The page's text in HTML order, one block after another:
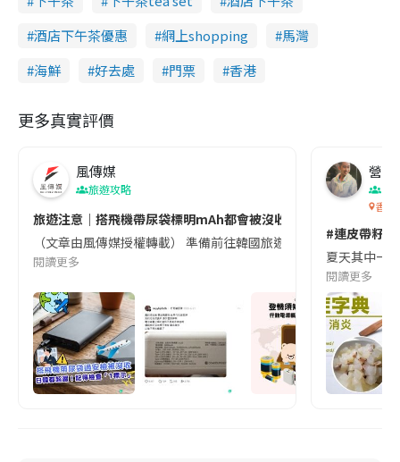
酒店下午茶優惠
網上shopping
馬灣
海鮮
好去處 門票 香港
更多真實評價
風傳媒
旅遊攻略
旅遊注意｜搭飛機帶尿袋標明mAh都會被沒收😱出發前切記檢查
（文章由風傳媒授權轉載） 準備前往韓國旅遊的民眾，近期要
閱讀更多
營養
香港
#連皮帶籽
夏天其中一
閱讀更多